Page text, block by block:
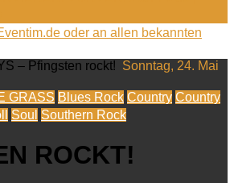
oder an allen bekannten
– Pfingsten rockt! Sonntag, 24. Mai
GRASS Blues Rock Country Country
Soul Southern Rock
ROCKT!